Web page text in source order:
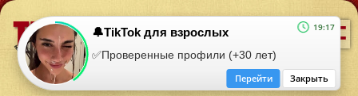
=
🔔TikTok для взрослых
✅Проверенные профили (+30 лет)
19:17
Закрыть
Перейти